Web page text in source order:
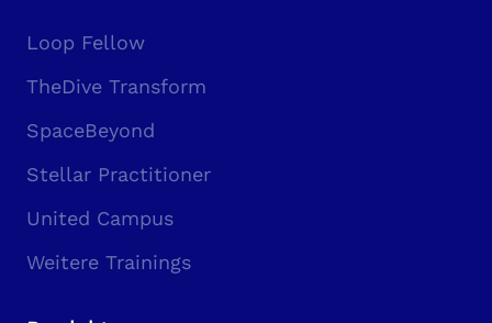
Loop Fellow
TheDive Transform
SpaceBeyond
Stellar Practitioner
United Campus
Weitere Trainings